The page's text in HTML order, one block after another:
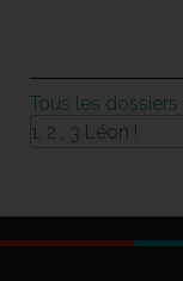
Tous les dossiers
1, 2 , 3 Léon !